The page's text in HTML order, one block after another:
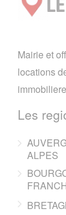
Mairie et
locations
Les
ALPES